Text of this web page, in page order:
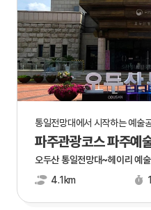
통일전망대에서 시작하는 예술
파주관광코스 파주예
오두산 통일전망대~헤이리 예
4.1km